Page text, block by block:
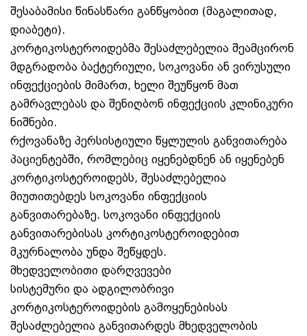
შესაბამისი წინასწარი განწყობით (მაგალითად,
დიაბეტი).
კორტიკოსტეროიდებმა შესაძლებელია შეამცირონ
მდგრადობა ბაქტერიული, სოკოვანი ან ვირუსული
ინფექციების მიმართ, ხელი შეუწყონ მათ
გამრავლებას და შენიღბონ ინფექციის კლინიკური
ნიშნები.
რქოვანაზე პერსისტიული წყლულის განვითარება
პაციენტებში, რომლებიც იყენებდნენ ან იყენებენ
კორტიკოსტეროიდებს, შესაძლებელია
მიუთითებდეს სოკოვანი ინფექციის
განვითარებაზე. სოკოვანი ინფექციის
განვითარებისას კორტიკოსტეროიდებით
მკურნალობა უნდა შეწყდეს.
მხედველობითი დარღვევები
სისტემური და ადგილობრივი
კორტიკოსტეროიდების გამოყენებისას
შესაძლებელია განვითარდეს მხედველობის